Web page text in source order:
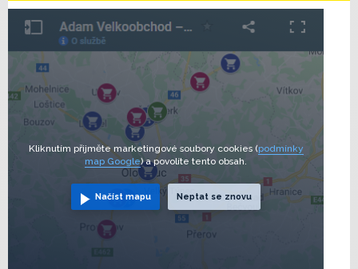
Kliknutím přijměte marketingové soubory cookies (podmínky
map Google) a povolíte tento obsah.
Načíst mapu Neptat se znovu